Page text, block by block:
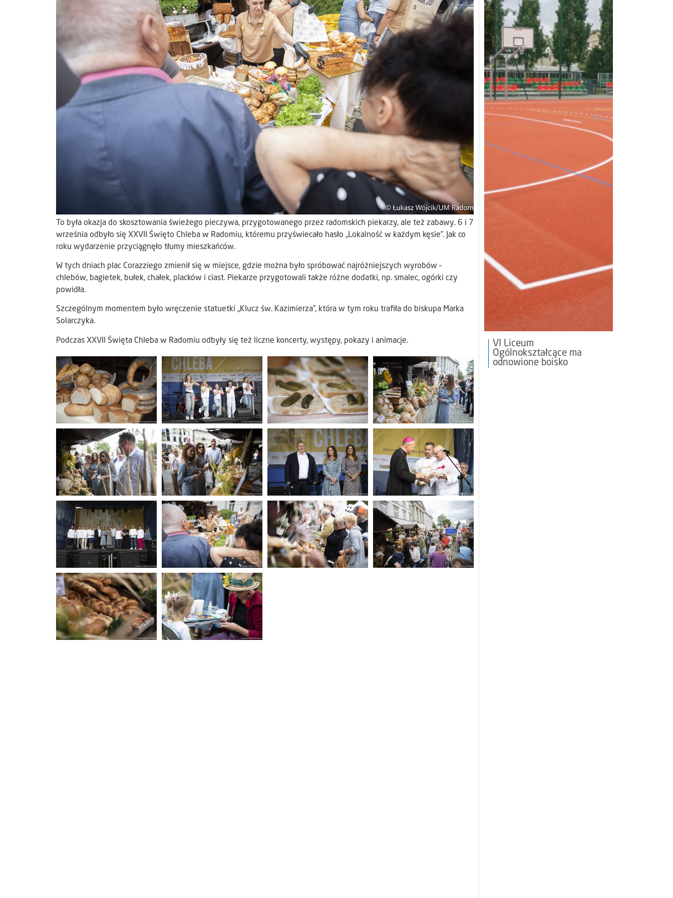
To była okazja do skosztowania świeżego pieczywa, przygotowanego przez radomskich piekarzy, ale też zabawy. 6 i 7
września odbyło się XXVII Święto Chleba w Radomiu, któremu przyświecało hasło „Lokalność w każdym kęsie”. Jak co
roku wydarzenie przyciągnęło tłumy mieszkańców.
W tych dniach plac Corazziego zmienił się w miejsce, gdzie można było spróbować najróżniejszych wyrobów –
chlebów, bagietek, bułek, chałek, placków i ciast. Piekarze przygotowali także różne dodatki, np. smalec, ogórki czy
powidła.
Szczególnym momentem było wręczenie statuetki „Klucz św. Kazimierza”, która w tym roku trafiła do biskupa Marka
Solarczyka.
Podczas XXVII Święta Chleba w Radomiu odbyły się też liczne koncerty, występy, pokazy i animacje.
VI Liceum
Ogólnokształcące ma
odnowione boisko